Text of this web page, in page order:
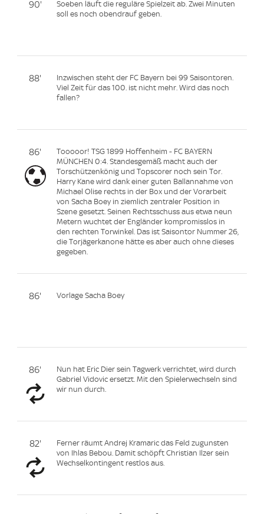
90'
Soeben läuft die reguläre Spielzeit ab. Zwei Minuten
soll es noch obendrauf geben.
88'
Inzwischen steht der FC Bayern bei 99 Saisontoren.
Viel Zeit für das 100. ist nicht mehr. Wird das noch
fallen?
86'
Tooooor! TSG 1899 Hoffenheim - FC BAYERN
MÜNCHEN 0:4. Standesgemäß macht auch der
Torschützenkönig und Topscorer noch sein Tor.
Harry Kane wird dank einer guten Ballannahme von
Michael Olise rechts in der Box und der Vorarbeit
von Sacha Boey in ziemlich zentraler Position in
Szene gesetzt. Seinen Rechtsschuss aus etwa neun
Metern wuchtet der Engländer kompromisslos in
den rechten Torwinkel. Das ist Saisontor Nummer 26,
die Torjägerkanone hätte es aber auch ohne dieses
gegeben.
86' Vorlage Sacha Boey
86'
Nun hat Eric Dier sein Tagwerk verrichtet, wird durch
Gabriel Vidovic ersetzt. Mit den Spielerwechseln sind
wir nun durch.
82'
Ferner räumt Andrej Kramaric das Feld zugunsten
von Ihlas Bebou. Damit schöpft Christian Ilzer sein
Wechselkontingent restlos aus.